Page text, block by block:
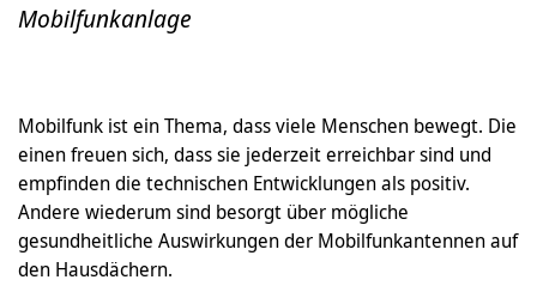
Mobilfunkanlage
Mobilfunk ist ein Thema, dass viele Menschen bewegt. Die
einen freuen sich, dass sie jederzeit erreichbar sind und
empfinden die technischen Entwicklungen als positiv.
Andere wiederum sind besorgt über mögliche
gesundheitliche Auswirkungen der Mobilfunkantennen auf
den Hausdächern.